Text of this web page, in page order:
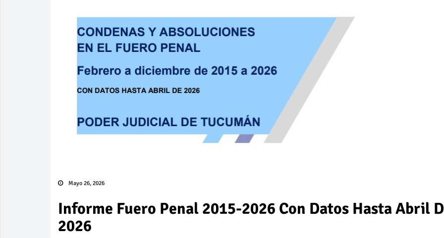
Mayo 26, 2026
Informe Fuero Penal 2015-2026 Con Datos Hasta Abril
2026